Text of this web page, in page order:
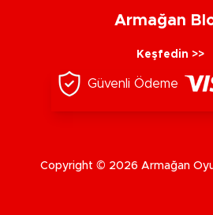
Armağan
Keşfedin >>
Güvenli Ödeme
Copyright © 2026 Armağan